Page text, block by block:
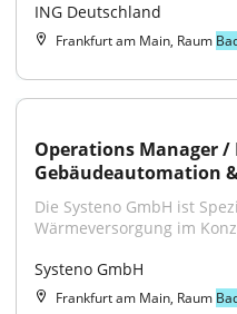
ING Deutschland
Frankfurt am Main, Raum
Operations Manager
Gebäudeautomation
Die Systeno GmbH ist
Wärmeversorgung im
Systeno GmbH
Frankfurt am Main, Raum